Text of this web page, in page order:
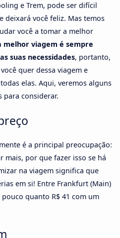
e Trem, pode ser difícil
deixará você feliz. Mas temos
você a tomar a melhor
melhor viagem é sempre
suas necessidades, portanto,
quer dessa viagem e
elas. Aqui, veremos alguns
para considerar.
é a principal preocupação:
mais, por que fazer isso se há
na viagem significa que
em si! Entre Frankfurt (Main)
quanto R$ 41 com um